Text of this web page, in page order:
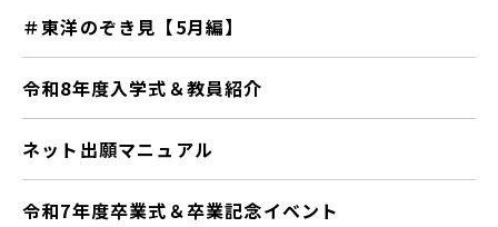
＃東洋のぞき見【5月編】
令和8年度入学式＆教員紹介
ネット出願マニュアル
令和7年度卒業式＆卒業記念イベント